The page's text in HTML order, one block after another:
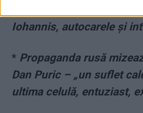
Iohannis, autocarele și
* Propaganda rusă
Dan Puric – „un suflet
ultima celulă, entuziast,